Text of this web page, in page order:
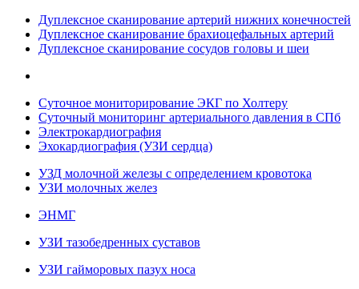
Дуплексное сканирование артерий нижних конечностей
Дуплексное сканирование брахиоцефальных артерий
Дуплексное сканирование сосудов головы и шеи
Суточное мониторирование ЭКГ по Холтеру
Суточный мониторинг артериального давления в СПб
Электрокардиография
Эхокардиография (УЗИ сердца)
УЗД молочной железы с определением кровотока
УЗИ молочных желез
ЭНМГ
УЗИ тазобедренных суставов
УЗИ гайморовых пазух носа